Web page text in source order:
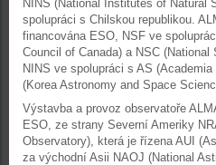
NINS (National Institutes of Natural
spolupráci s Chilskou republikou.
financována ESO, NSF ve
Council of Canada) a NSC
NINS ve spolupráci s AS (Academia
(Korea Astronomy and Space
Výstavba a provoz observatoře
ESO, ze strany Severní Ameriky
Observatory), která je řízena AUI
za východní Asii NAOJ (National